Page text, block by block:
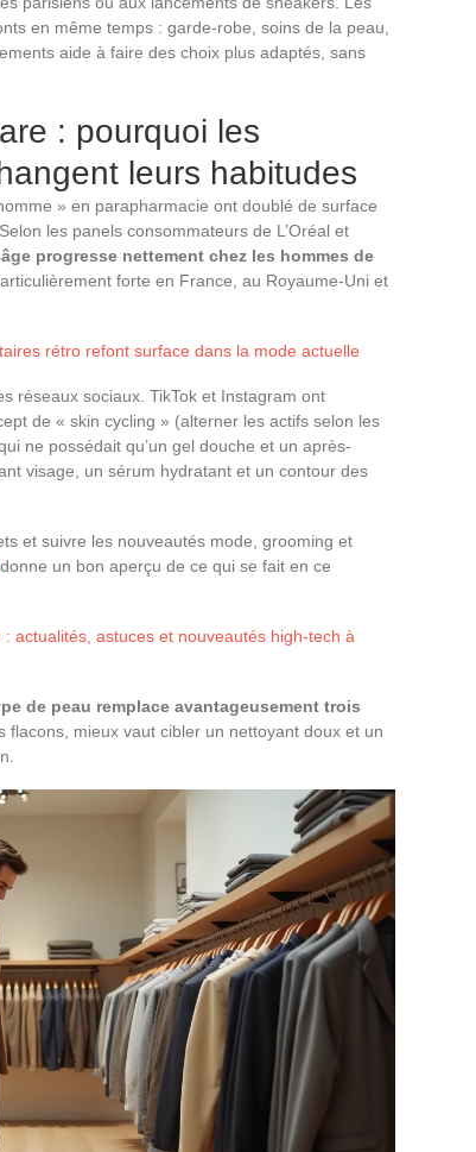
en même temps : garde-robe, soins de la peau,
aide à faire des choix plus adaptés, sans
: pourquoi les
leurs habitudes
» en parapharmacie ont doublé de surface
les panels consommateurs de L’Oréal et
progresse nettement chez les hommes de
forte en France, au Royaume-Uni et
rétro refont surface dans la mode actuelle
réseaux sociaux. TikTok et Instagram ont
de « skin cycling » (alterner les actifs selon les
ne possédait qu’un gel douche et un après-
visage, un sérum hydratant et un contour des
et suivre les nouveautés mode, grooming et
donne un bon aperçu de ce qui se fait en ce
actualités, astuces et nouveautés high-tech à
de peau remplace avantageusement trois
flacons, mieux vaut cibler un nettoyant doux et un